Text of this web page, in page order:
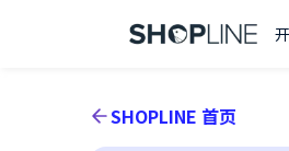
SHOPLINE 首页